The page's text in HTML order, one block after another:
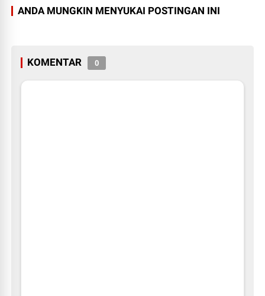
ANDA MUNGKIN MENYUKAI POSTINGAN INI
KOMENTAR 0